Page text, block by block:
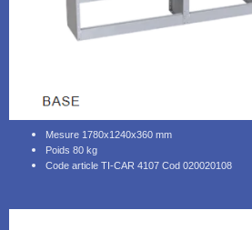
Mesure 1780x1240x360 mm
Poids 80 kg
Code article TI-CAR 4107 Cod 020020108